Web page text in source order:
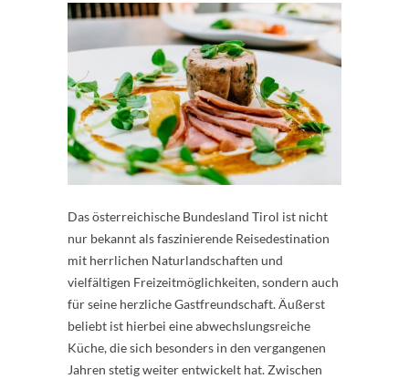
Das österreichische Bundesland Tirol ist nicht
nur bekannt als faszinierende Reisedestination
mit herrlichen Naturlandschaften und
vielfältigen Freizeitmöglichkeiten, sondern auch
für seine herzliche Gastfreundschaft. Äußerst
beliebt ist hierbei eine abwechslungsreiche
Küche, die sich besonders in den vergangenen
Jahren stetig weiter entwickelt hat. Zwischen